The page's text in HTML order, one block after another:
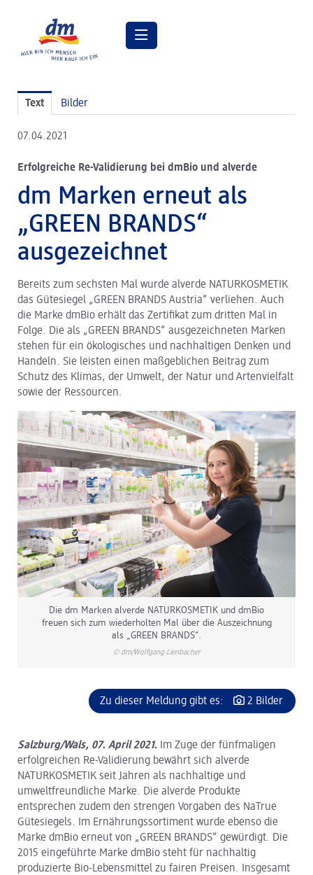
Pressebilder
dm Geschäftsführung
dm Markt
dm friseurstudio
dm kosmetikstudio
Verantwortung
Lehre bei dm
Arbeiten bei dm
dm Logistik
dm Online Shop
Über dm
Pressekontakt
ACTIVE BEAUTY
Text Bilder
07.04.2021
Erfolgreiche Re-Validierung bei dmBio und alverde
dm Marken erneut als
„GREEN BRANDS“
ausgezeichnet
Bereits zum sechsten Mal wurde alverde NATURKOSMETIK
das Gütesiegel „GREEN BRANDS Austria“ verliehen. Auch
die Marke dmBio erhält das Zertifikat zum dritten Mal in
Folge. Die als „GREEN BRANDS“ ausgezeichneten Marken
stehen für ein ökologisches und nachhaltigen Denken und
Handeln. Sie leisten einen maßgeblichen Beitrag zum
Schutz des Klimas, der Umwelt, der Natur und Artenvielfalt
sowie der Ressourcen.
Die dm Marken alverde NATURKOSMETIK und dmBio
freuen sich zum wiederholten Mal über die Auszeichnung
als „GREEN BRANDS“.
© dm/Wolfgang Lienbacher
Zu dieser Meldung gibt es: 2 Bilder
Salzburg/Wals, 07. April 2021. Im Zuge der fünfmaligen
erfolgreichen Re-Validierung bewährt sich alverde
NATURKOSMETIK seit Jahren als nachhaltige und
umweltfreundliche Marke. Die alverde Produkte
entsprechen zudem den strengen Vorgaben des NaTrue
Gütesiegels. Im Ernährungssortiment wurde ebenso die
Marke dmBio erneut von „GREEN BRANDS“ gewürdigt. Die
2015 eingeführte Marke dmBio steht für nachhaltig
produzierte Bio-Lebensmittel zu fairen Preisen. Insgesamt